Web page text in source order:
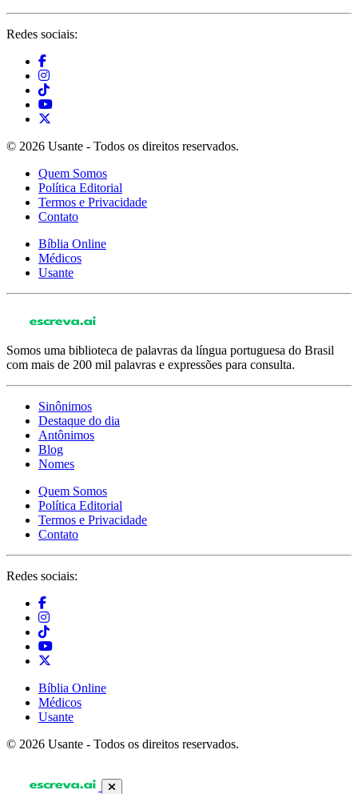
Redes sociais:
© 2026 Usante - Todos os direitos reservados.
Quem Somos
Política Editorial
Termos e Privacidade
Contato
Bíblia Online
Médicos
Usante
Somos uma biblioteca de palavras da língua portuguesa do Brasil
com mais de 200 mil palavras e expressões para consulta.
Sinônimos
Destaque do dia
Antônimos
Blog
Nomes
Quem Somos
Política Editorial
Termos e Privacidade
Contato
Redes sociais:
Bíblia Online
Médicos
Usante
© 2026 Usante - Todos os direitos reservados.